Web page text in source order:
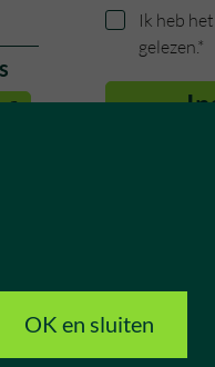
Ik heb het
gelezen.*
OK en sluiten